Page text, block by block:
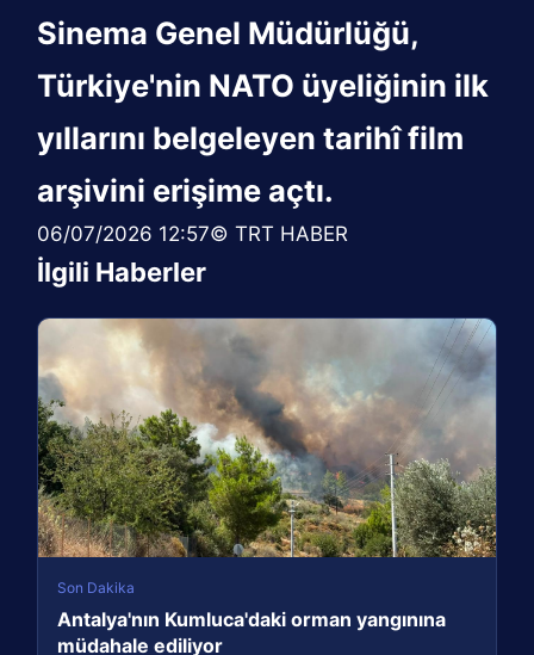
Sinema Genel Müdürlüğü,
Türkiye'nin NATO üyeliğinin ilk
yıllarını belgeleyen tarihî film
arşivini erişime açtı.
06/07/2026 12:57© TRT HABER
İlgili Haberler
Son Dakika
Antalya'nın Kumluca'daki orman yangınına
müdahale ediliyor